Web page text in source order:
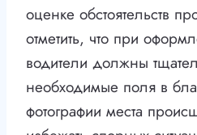
оценке обстоятельств
отметить, что при
водители должны
необходимые поля в
фотографии места